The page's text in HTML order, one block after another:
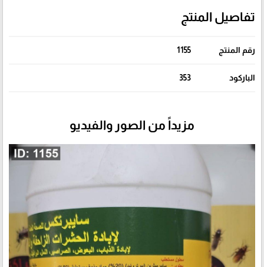
تفاصيل المنتج
رقم المنتج 1155
الباركود 353
مزيداً من الصور والفيديو